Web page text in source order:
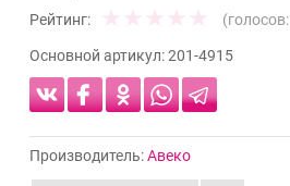
Рейтинг: (голосов:
Основной артикул:201-4915
Производитель:Авеко